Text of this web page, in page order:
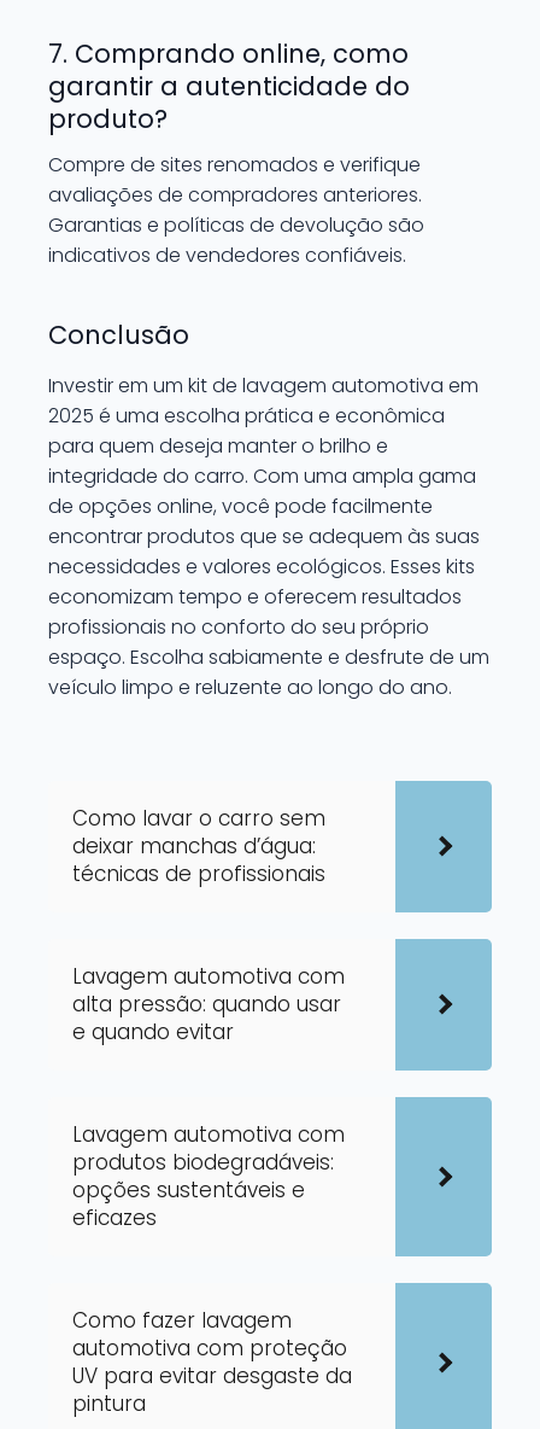
7. Comprando online, como
garantir a autenticidade do
produto?
Compre de sites renomados e verifique
avaliações de compradores anteriores.
Garantias e políticas de devolução são
indicativos de vendedores confiáveis.
Conclusão
Investir em um kit de lavagem automotiva em
2025 é uma escolha prática e econômica
para quem deseja manter o brilho e
integridade do carro. Com uma ampla gama
de opções online, você pode facilmente
encontrar produtos que se adequem às suas
necessidades e valores ecológicos. Esses kits
economizam tempo e oferecem resultados
profissionais no conforto do seu próprio
espaço. Escolha sabiamente e desfrute de um
veículo limpo e reluzente ao longo do ano.
Como lavar o carro sem
deixar manchas d’água:
técnicas de profissionais
Lavagem automotiva com
alta pressão: quando usar
e quando evitar
Lavagem automotiva com
produtos biodegradáveis:
opções sustentáveis e
eficazes
Como fazer lavagem
automotiva com proteção
UV para evitar desgaste da
pintura